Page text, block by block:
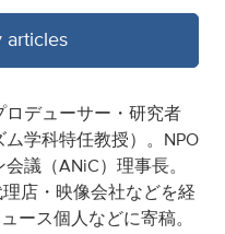
articles
ロデューサー・研究者
ム学科特任教授）。NPO
議（ANiC）理事長。
店・映像会社などを経
ース個人などに寄稿。